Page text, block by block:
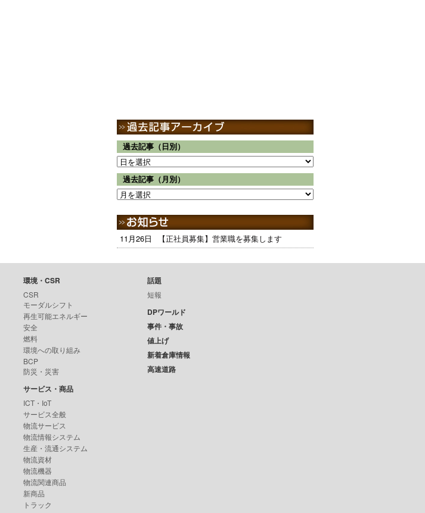
過去記事（日別）
過去記事（月別）
11月26日 【正社員募集】営業職を募集します
環境・CSR
CSR
モーダルシフト
再生可能エネルギー
安全
燃料
環境への取り組み
BCP
防災・災害
サービス・商品
ICT・IoT
サービス全般
物流サービス
物流情報システム
生産・流通システム
物流資材
物流機器
物流関連商品
新商品
トラック
話題
短報
DPワールド
事件・事故
値上げ
新着倉庫情報
高速道路